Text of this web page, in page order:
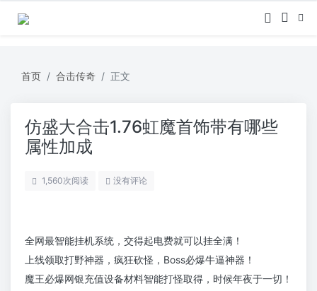
首页 合击传奇 正文
仿盛大合击1.76虹魔首饰带有哪些
属性加成
1,560次阅读 没有评论
全网最智能挂机系统，交得起电费就可以挂全满！
上线领取打野神器，疯狂砍怪，Boss必爆牛逼神器！
魔王必爆网银充值设备材料智能打怪取得，时候年夜于一切！